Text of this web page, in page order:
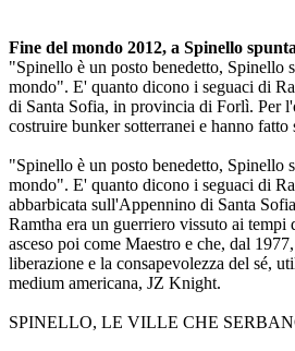
Fine del mondo 2012, a Spinello
"Spinello è un posto benedetto, Spinello
mondo". E' quanto dicono i seguaci di
di Santa Sofia, in provincia di Forlì. Per
costruire bunker sotterranei e hanno fatto
"Spinello è un posto benedetto, Spinello
mondo". E' quanto dicono i seguaci di
abbarbicata sull'Appennino di Santa
Ramtha era un guerriero vissuto ai
asceso poi come Maestro e che, dal
liberazione e la consapevolezza del sé,
medium americana, JZ Knight.
SPINELLO, LE VILLE CHE